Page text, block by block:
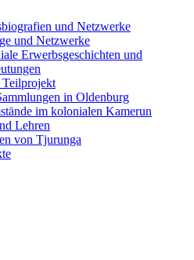
und Netzwerke
und Netzwerke
Erwerbsgeschichten und
Teilprojekt
in Oldenburg
im kolonialen Kamerun
Lehren
von Tjurunga